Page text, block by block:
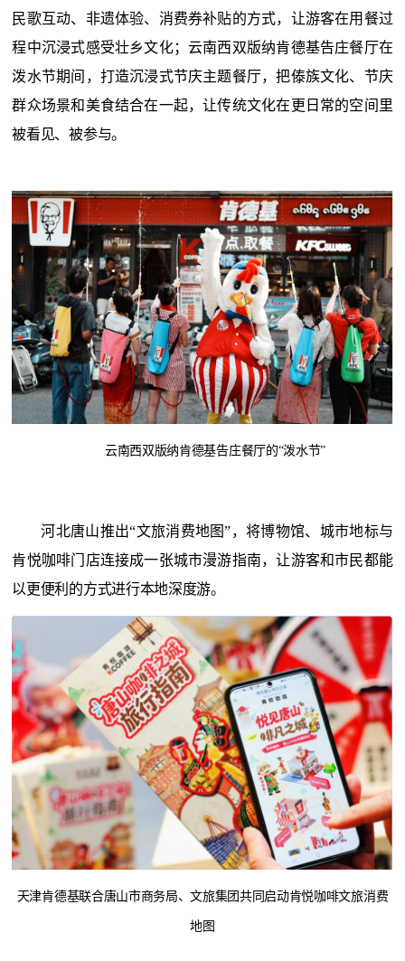
民歌互动、非遗体验、消费券补贴的方式，让游客在用餐过
程中沉浸式感受壮乡文化； 云南西双版纳肯德基告庄餐厅在
泼水节期间，打造沉浸式节庆主题餐厅，把傣族文化、节庆
群众场景和美食结合在一起，让传统文化在更日常的空间里
被看见、被参与。
云南西双版纳肯德基告庄餐厅的“泼水节”
河北唐山推出“文旅消费地图”，将博物馆、城市地标与
肯悦咖啡门店连接成一张城市漫游指南，让游客和市民都能
以更便利的方式进行本地深度游。
天津肯德基联合唐山市商务局、文旅集团共同启动肯悦咖啡文旅消费
地图